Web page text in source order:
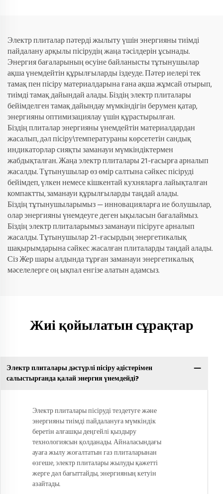
Электр плиталар пәтерді жылыту үшін энергияны тиімді
пайдалану арқылы пісірудің жаңа тәсілдерін ұсынады.
Энергия бағаларының өсуіне байланысты тұтынушылар
ақша үнемдейтін құрылғыларды іздеуде. Пәтер иелері тек
тамақ пен пісіру материалдарына ғана ақша жұмсай отырып,
тиімді тамақ дайындай алады. Біздің электр плиталары
бейімделген тамақ дайындау мүмкіндігін берумен қатар,
энергияны оптимизациялау үшін құрастырылған.
Біздің плиталар энергияны үнемдейтін материалдардан
жасалып, дәл пісіру\температураны көрсететін сандық
индикаторлар сияқты заманауи мүмкіндіктермен
жабдықталған. Жаңа электр плиталары 21-ғасырға арналып
жасалды. Тұтынушылар өз өмір салтына сәйкес пісіруді
бейімдеп, үлкен немесе кішкентай кухняларға лайықталған
компактты, заманауи құрылғыларды таңдай алады.
Біздің тұтынушыларымыз — инновацияларға ие болушылар,
олар энергияны үнемдеуге деген ықыласын бағалаймыз.
Біздің электр плиталарымыз заманауи пісіруге арналып
жасалды. Тұтынушылар 21-ғасырдың энергетикалық
шақырымдарына сәйкес жасалған плиталарды таңдай алады.
Сіз Жер шары алдында тұрған заманауи энергетикалық
мәселелерге оң ықпал енгізе алатын адамсыз.
Жиі қойылатын сұрақтар
Электр плиталары дәстүрлі пісіру әдістерімен
салыстырғанда қалай энергия үнемдейді?
Электр плиталары пісіруді тездетуге және
энергияны тиімді пайдалануға мүмкіндік
беретін алғашқы деңгейлі қыздыру
технологиясын қолданады. Айналасындағы
ауаға жылу жоғалтатын газ плиталарынан
өзгеше, электр плиталары жылуды қажетті
жерге дәл бағыттайды, энергияның кетуін
азайтады.